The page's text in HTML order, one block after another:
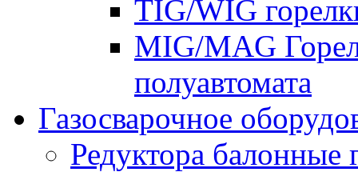
TIG/WIG
MIG/MAG
полуавтомата
Газосварочное
Редуктора балонные